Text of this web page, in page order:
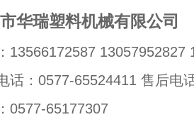
华瑞塑料机械有限公司
13566172587 13057952827
销售电话：
0577-65177307